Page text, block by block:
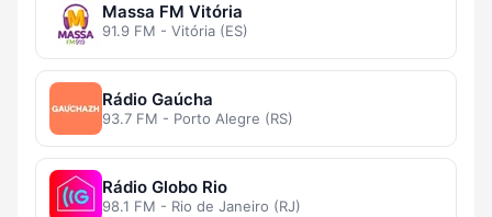
Massa FM Vitória
91.9 FM - Vitória (ES)
Rádio Gaúcha
93.7 FM - Porto Alegre (RS)
Rádio Globo Rio
98.1 FM - Rio de Janeiro (RJ)